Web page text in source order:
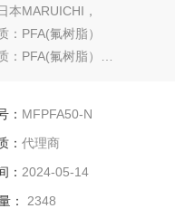
本MARUICHI，
：PFA(氟树脂）
：PFA(氟树脂）
耐久性、耐腐蚀性强，高纯
过美国医药品质量规格书
： MFPFA50-N
： 代理商
： 2024-05-14
： 2348